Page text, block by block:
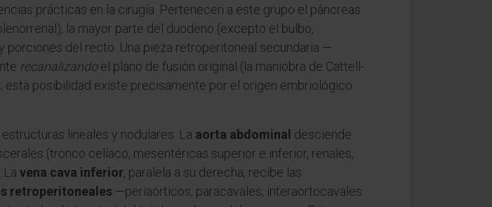
prácticas en la cirugía. Pertenecen a este grupo el páncreas
la mayor parte del duodeno (excepto el bulbo,
porciones del recto. Una pieza retroperitoneal secundaria —
recanalizandoel plano de fusión original (la maniobra de Cattell-
esta posibilidad existe precisamente por el origen embriológico
lineales y nodulares. La aorta abdominal desciende
(tronco celíaco, mesentéricas superior e inferior, renales,
La vena cava inferior, paralela a su derecha, recibe las
retroperitoneales —periaórticos, paracavales, interaortocavales